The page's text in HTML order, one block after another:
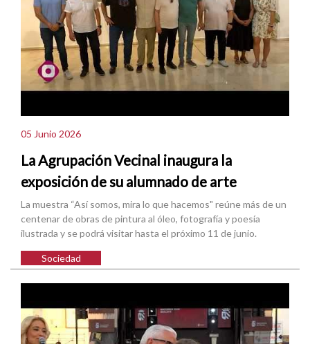
05 Junio 2026
La Agrupación Vecinal inaugura la
exposición de su alumnado de arte
La muestra “Así somos, mira lo que hacemos" reúne más de un
centenar de obras de pintura al óleo, fotografía y poesía
ilustrada y se podrá visitar hasta el próximo 11 de junio.
Sociedad